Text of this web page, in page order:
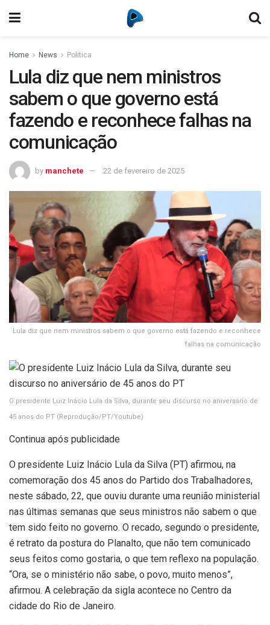
Home News Politica
Lula diz que nem ministros
sabem o que governo está
fazendo e reconhece falhas na
comunicação
by manchete 22 de fevereiro de 2025
Lula diz que nem ministros sabem o que governo está fazendo e reconhece
falhas na comunicação
O presidente Luiz Inácio Lula da Silva, durante seu discurso no aniversário de
45 anos do PT (Reprodução/PT/Youtube)
Continua após publicidade
O presidente Luiz Inácio Lula da Silva (PT) afirmou, na
comemoração dos 45 anos do Partido dos Trabalhadores,
neste sábado, 22, que ouviu durante uma reunião ministerial
nas últimas semanas que seus ministros não sabem o que
tem sido feito no governo. O recado, segundo o presidente,
é retrato da postura do Planalto, que não tem comunicado
seus feitos como gostaria, o que tem reflexo na população.
“Ora, se o ministério não sabe, o povo, muito menos”,
afirmou. A celebração da sigla acontece no Centro da
cidade do Rio de Janeiro.